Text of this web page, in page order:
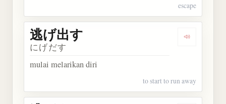
escape
Dengarkan
逃げ出す
にげだす
mulai melarikan diri
to start to run away